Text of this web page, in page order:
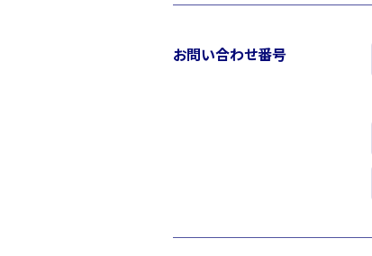
お問い合わせ番号